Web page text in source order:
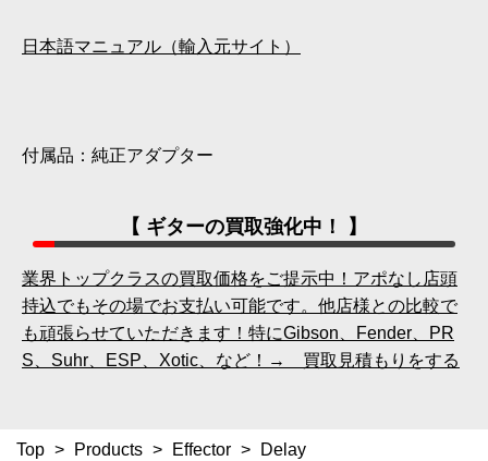
日本語マニュアル（輸入元サイト）
付属品：純正アダプター
【 ギターの買取強化中！ 】
業界トップクラスの買取価格をご提示中！アポなし店頭
持込でもその場でお支払い可能です。他店様との比較で
も頑張らせていただきます！特にGibson、Fender、PR
S、Suhr、ESP、Xotic、など！→ 買取見積もりをする
Top > Products > Effector >
Delay